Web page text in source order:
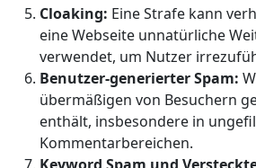
Cloaking: Eine Strafe kann
eine Webseite unnatürliche
verwendet, um Nutzer
Benutzer-generierter Spam:
übermäßigen von Besuchern
enthält, insbesondere in
Kommentarbereichen.